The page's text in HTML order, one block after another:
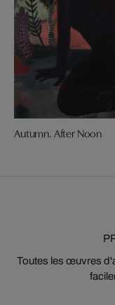
Autumn. After Noon
Toutes les œuvres